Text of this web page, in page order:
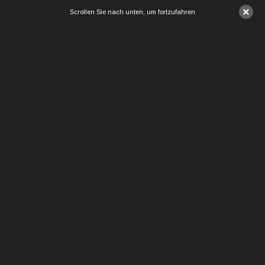
×
Scrollen Sie nach unten, um fortzufahren